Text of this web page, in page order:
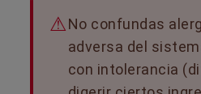
No confundas
adversa del
con intolerancia